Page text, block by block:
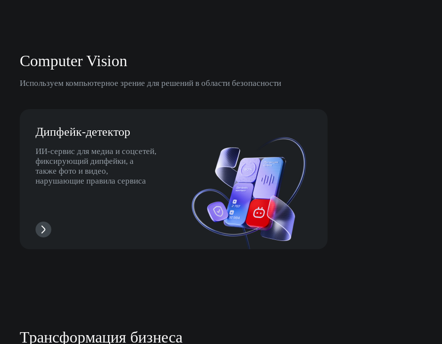
Computer Vision
Используем компьютерное зрение для решений в области безопасности
Дипфейк-детектор
ИИ-сервис для медиа и соцcетей,
фиксирующий дипфейки, а
также фото и видео,
нарушающие правила сервиса
Трансформация бизнеса